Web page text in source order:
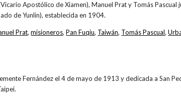
Apostólico de Xiamen), Manuel Prat y Tomás Pascual
de Yunlin), establecida en 1904.
Prat,misioneros,Pan Fuqiu, Taiwán, Tomás Pascual,
Fernández el 4 de mayo de 1913 y dedicada a San